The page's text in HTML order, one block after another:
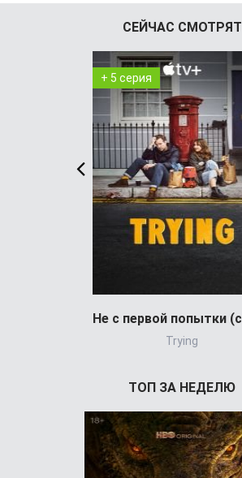
СЕЙЧАС СМОТРЯТ
+ 5 серия
Trying
ТОП ЗА НЕДЕЛЮ